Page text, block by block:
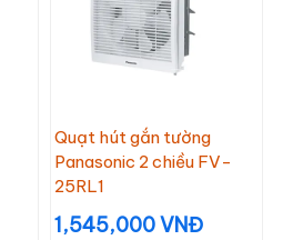
Quạt hút gắn tường
Panasonic 2 chiều FV-
25RL1
1,545,000 VNĐ